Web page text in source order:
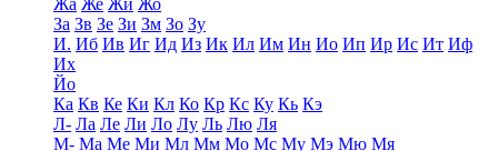
Жа Же Жи Жо
За Зв Зе Зи Зм Зо Зу
И. Иб Ив Иг Ид Из Ик Ил Им Ин Ио Ип Ир Ис Ит Иф
Их
Йо
Ка Кв Ке Ки Кл Ко Кр Кс Ку Кь Кэ
Л- Ла Ле Ли Ло Лу Ль Лю Ля
М- Ма Ме Ми Мл Мм Мо Мс Му Мэ Мю Мя